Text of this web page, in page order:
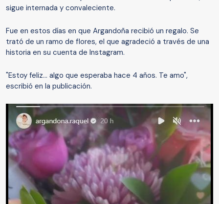
sigue internada y convaleciente.
Fue en estos días en que Argandoña recibió un regalo. Se
trató de un ramo de flores, el que agradeció a través de una
historia en su cuenta de Instagram.
"Estoy feliz... algo que esperaba hace 4 años. Te amo",
escribió en la publicación.